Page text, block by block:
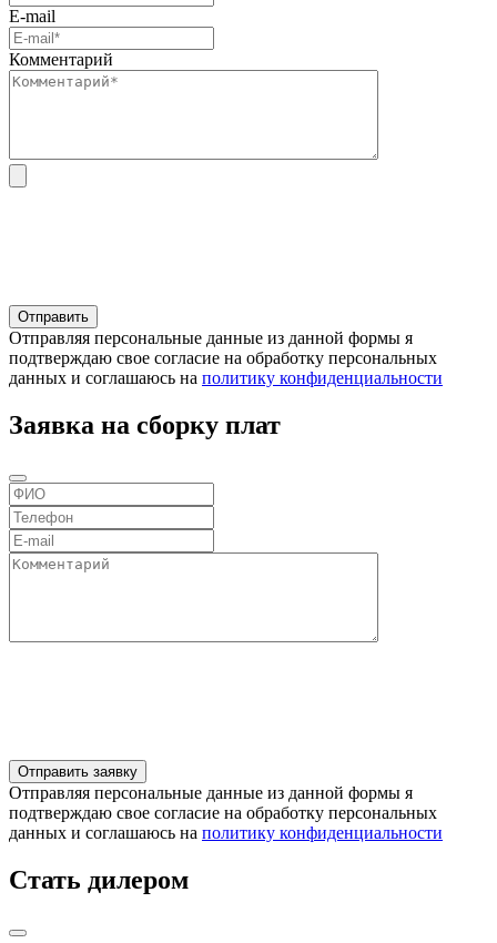
E-mail
Комментарий
Отправляя персональные данные из данной формы я
подтверждаю свое согласие на обработку персональных
данных и соглашаюсь на политику конфиденциальности
Заявка на сборку плат
Отправляя персональные данные из данной формы я
подтверждаю свое согласие на обработку персональных
данных и соглашаюсь на политику конфиденциальности
Стать дилером